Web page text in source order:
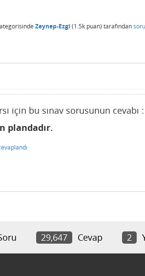
Zeynep-Ezgi (1.5k puan) tarafından
için bu sınav sorusunun cevabı :
plandadır.
29,647 Cevap 2